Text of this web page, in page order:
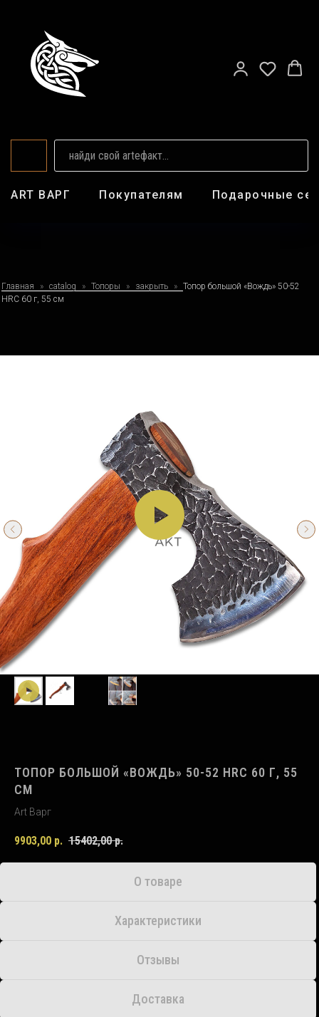
ART ВАРГ Покупателям Подарочные
Главная catalog Топоры закрыть
Топор большой «Вождь» 50-52
HRC 60 г, 55 см
ТОПОР БОЛЬШОЙ «ВОЖДЬ» 50-52 HRC 60 Г, 55
СМ
Art Варг
9903,00 р. 15402,00 р.
О товаре
Характеристики
Отзывы
Доставка